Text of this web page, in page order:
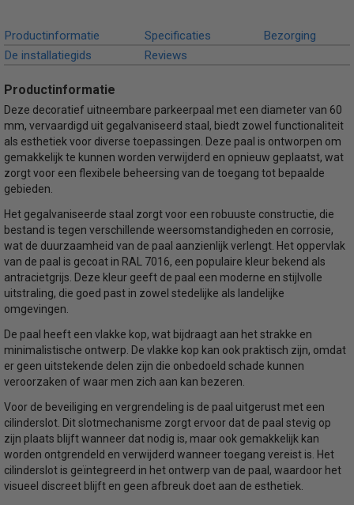
Productinformatie Specificaties
Bezorging
De installatiegids
Reviews
Productinformatie
Deze decoratief uitneembare parkeerpaal met een diameter van 60
mm, vervaardigd uit gegalvaniseerd staal, biedt zowel functionaliteit
als esthetiek voor diverse toepassingen. Deze paal is ontworpen om
gemakkelijk te kunnen worden verwijderd en opnieuw geplaatst, wat
zorgt voor een flexibele beheersing van de toegang tot bepaalde
gebieden.
Het gegalvaniseerde staal zorgt voor een robuuste constructie, die
bestand is tegen verschillende weersomstandigheden en corrosie,
wat de duurzaamheid van de paal aanzienlijk verlengt. Het oppervlak
van de paal is gecoat in RAL 7016, een populaire kleur bekend als
antracietgrijs. Deze kleur geeft de paal een moderne en stijlvolle
uitstraling, die goed past in zowel stedelijke als landelijke
omgevingen.
De paal heeft een vlakke kop, wat bijdraagt aan het strakke en
minimalistische ontwerp. De vlakke kop kan ook praktisch zijn, omdat
er geen uitstekende delen zijn die onbedoeld schade kunnen
veroorzaken of waar men zich aan kan bezeren.
Voor de beveiliging en vergrendeling is de paal uitgerust met een
cilinderslot. Dit slotmechanisme zorgt ervoor dat de paal stevig op
zijn plaats blijft wanneer dat nodig is, maar ook gemakkelijk kan
worden ontgrendeld en verwijderd wanneer toegang vereist is. Het
cilinderslot is geïntegreerd in het ontwerp van de paal, waardoor het
visueel discreet blijft en geen afbreuk doet aan de esthetiek.